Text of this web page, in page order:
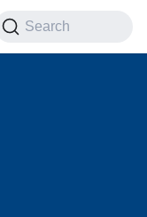
Search